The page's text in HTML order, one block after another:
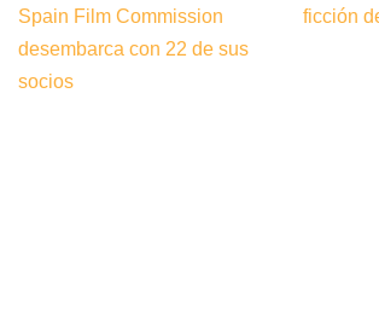
Spain Film Commission
desembarca con 22 de sus
socios
ficción